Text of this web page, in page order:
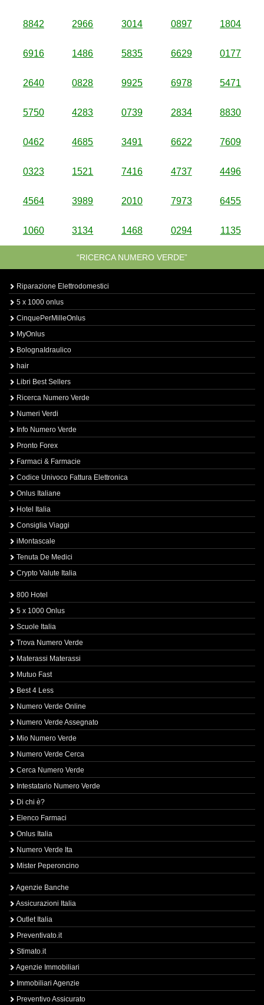
8842 2966 3014 0897 1804
6916 1486 5835 6629 0177
2640 0828 9925 6978 5471
5750 4283 0739 2834 8830
0462 4685 3491 6622 7609
0323 1521 7416 4737 4496
4564 3989 2010 7973 6455
1060 3134 1468 0294 1135
“RICERCA NUMERO VERDE”
Riparazione Elettrodomestici
5 x 1000 onlus
CinquePerMilleOnlus
MyOnlus
BolognaIdraulico
hair
Libri Best Sellers
Ricerca Numero Verde
Numeri Verdi
Info Numero Verde
Pronto Forex
Farmaci & Farmacie
Codice Univoco Fattura Elettronica
Onlus Italiane
Hotel Italia
Consiglia Viaggi
iMontascale
Tenuta De Medici
Crypto Valute Italia
800 Hotel
5 x 1000 Onlus
Scuole Italia
Trova Numero Verde
Materassi Materassi
Mutuo Fast
Best 4 Less
Numero Verde Online
Numero Verde Assegnato
Mio Numero Verde
Numero Verde Cerca
Cerca Numero Verde
Intestatario Numero Verde
Di chi è?
Elenco Farmaci
Onlus Italia
Numero Verde Ita
Mister Peperoncino
Agenzie Banche
Assicurazioni Italia
Outlet Italia
Preventivato.it
Stimato.it
Agenzie Immobiliari
Immobiliari Agenzie
Preventivo Assicurato